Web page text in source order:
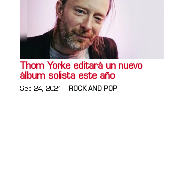
Thom Yorke editará un nuevo
álbum solista este año
Sep 24, 2021 ROCK AND POP